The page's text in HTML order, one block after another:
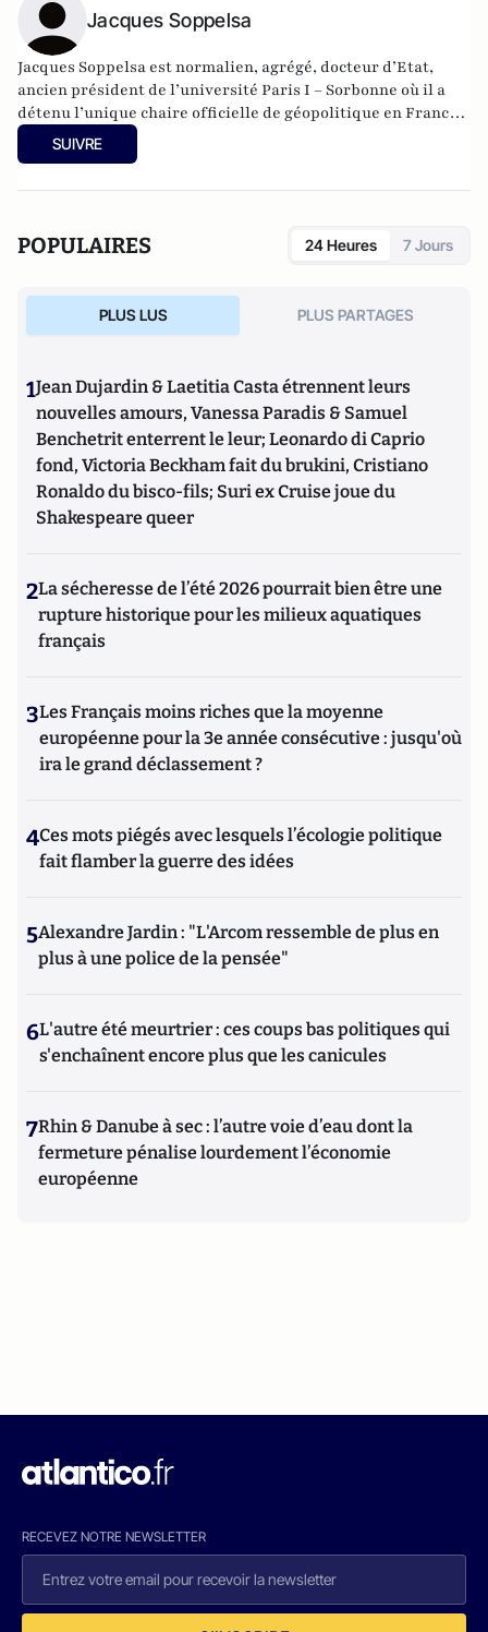
Jacques Soppelsa
Jacques Soppelsa est normalien, agrégé, docteur d’Etat,
ancien président de l’université Paris I – Sorbonne où il a
détenu l’unique chaire officielle de géopolitique en France.
Il fut conseiller culturel, scientifique et de coopération
auprès des ambassades de France aux Etats-Unis et en
SUIVRE
POPULAIRES 24 Heures 7 Jours
PLUS LUS PLUS PARTAGES
1Jean Dujardin & Laetitia Casta étrennent leurs
nouvelles amours, Vanessa Paradis & Samuel
Benchetrit enterrent le leur; Leonardo di Caprio
fond, Victoria Beckham fait du brukini, Cristiano
Ronaldo du bisco-fils; Suri ex Cruise joue du
Shakespeare queer
2La sécheresse de l’été 2026 pourrait bien être une
rupture historique pour les milieux aquatiques
français
3Les Français moins riches que la moyenne
européenne pour la 3e année consécutive : jusqu'où
ira le grand déclassement ?
4Ces mots piégés avec lesquels l’écologie politique
fait flamber la guerre des idées
5Alexandre Jardin : "L'Arcom ressemble de plus en
plus à une police de la pensée"
6L'autre été meurtrier : ces coups bas politiques qui
s'enchaînent encore plus que les canicules
7Rhin & Danube à sec : l’autre voie d’eau dont la
fermeture pénalise lourdement l’économie
européenne
RECEVEZ NOTRE NEWSLETTER